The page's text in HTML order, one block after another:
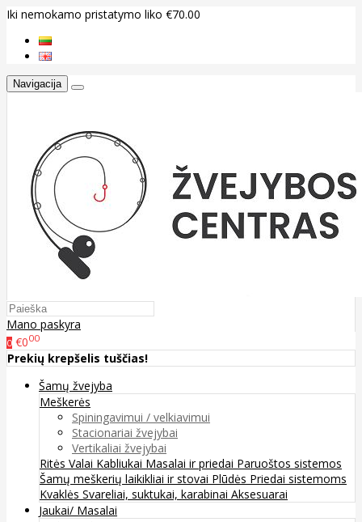
Iki nemokamo pristatymo liko €70.00
Navigacija
Mano paskyra
0 €000
Prekių krepšelis tuščias!
Šamų žvejyba
Meškerės
Spiningavimui / velkiavimui
Stacionariai žvejybai
Vertikaliai žvejybai
Ritės Valai Kabliukai Masalai ir priedai Paruoštos sistemos
Šamų meškerių laikikliai ir stovai Plūdės Priedai sistemoms
Kvaklės Svareliai, suktukai, karabinai Aksesuarai
Jaukai/ Masalai